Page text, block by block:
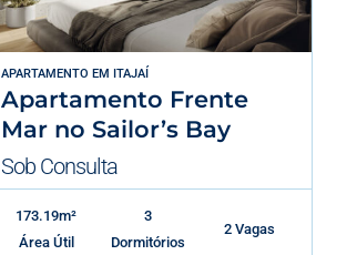
APARTAMENTO EM ITAJAÍ
Apartamento Frente
Mar no Sailor’s Bay
Sob Consulta
173.19m²
Área Útil
3
Dormitórios
2 Vagas